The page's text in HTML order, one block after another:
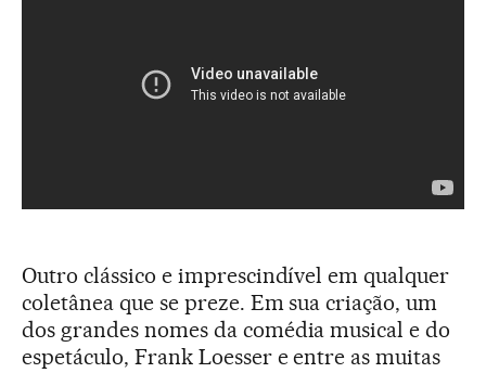
Outro clássico e imprescindível em qualquer
coletânea que se preze. Em sua criação, um
dos grandes nomes da comédia musical e do
espetáculo, Frank Loesser e entre as muitas